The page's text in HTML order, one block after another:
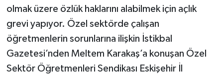
olmak üzere özlük haklarını alabilmek için açlık
grevi yapıyor. Özel sektörde çalışan
öğretmenlerin sorunlarına ilişkin İstikbal
Gazetesi’nden Meltem Karakaş’a konuşan Özel
Sektör Öğretmenleri Sendikası Eskişehir İl